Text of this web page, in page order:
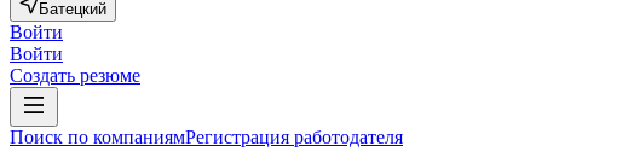
Батецкий
Войти
Войти
Создать резюме
Поиск по компаниямРегистрация работодателя